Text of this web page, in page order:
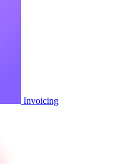
Invoicing